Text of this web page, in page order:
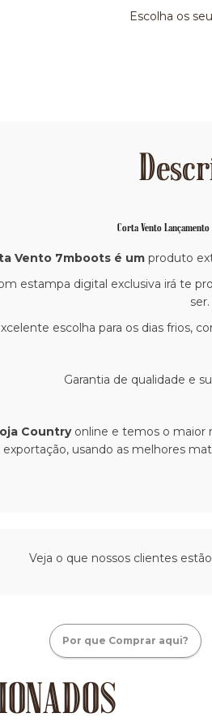
Escolha os
Corta Vento
Vento 7mboots é um produto
estampa digital exclusiva irá te
ser.
escolha para os dias frios,
Garantia de qualidade e
Countryonline e temos o maior
exportação, usando as melhores
Veja o que nossos clientes
Por que Comprar aqui?